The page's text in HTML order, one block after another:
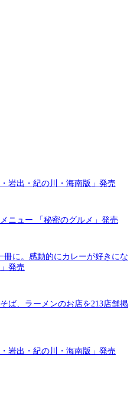
岩出・紀の川・海南版」発売
ニュー 「秘密のグルメ」発売
冊に。感動的にカレーが好きにな
発売
ば、ラーメンのお店を213店舗掲
岩出・紀の川・海南版」発売